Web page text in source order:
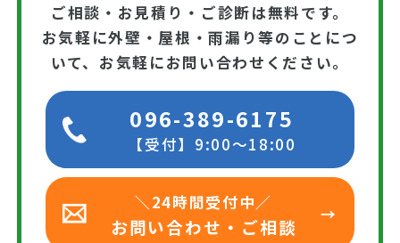
ご相談・お見積り・ご診断は無料です。
お気軽に外壁・屋根・雨漏り等のことにつ
いて、お気軽にお問い合わせください。
096-389-6175
【受付】9:00～18:00
＼24時間受付中／
お問い合わせ・ご相談